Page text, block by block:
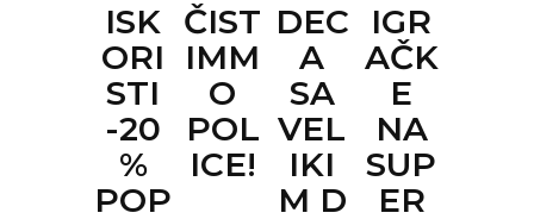
ISK
ORI
STI
-20
%
POP
ČIST
IMM
O
POL
ICE!
DEC
A
SA
VEL
IKI
M D
IGR
AČK
E
NA
SUP
ER